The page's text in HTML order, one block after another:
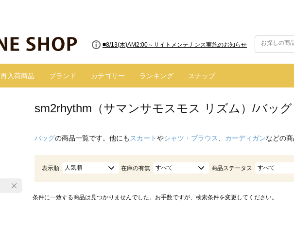
■8/13(木)AM2:00～サイトメンテナンス実施のお知らせ
再入荷商品 ブランド カテゴリー ランキング スナップ
sm2rhythm（サマンサモスモス リズム）/バッグ
バッグの商品一覧です。他にも スカートやシャツ・ブラウス カーディガンなどの
表示順 人気順 在庫の有無 すべて 商品ステータス すべて
条件に一致する商品は見つかりませんでした。お手数ですが、検索条件を変更してください。